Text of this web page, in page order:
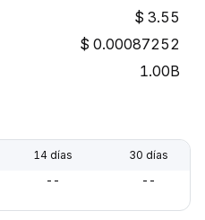
3.55
0.00087252
1.00B
14 días 30 días
-- --